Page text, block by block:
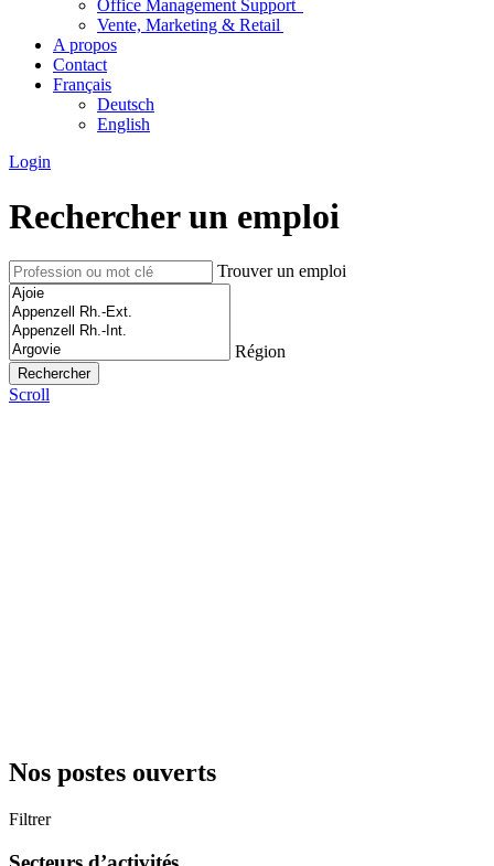
Office Management Support
Vente, Marketing & Retail
A propos
Contact
Français
Deutsch
English
Login
Rechercher un emploi
Trouver un emploi
Région
Scroll
Nos postes ouverts
Filtrer